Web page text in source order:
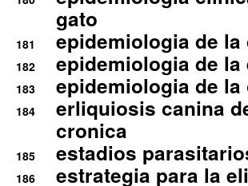
gato
181 epidemiologia de
182 epidemiologia de
183 epidemiologia de
184
erliquiosis canina
cronica
185 estadios
186
estrategia para la